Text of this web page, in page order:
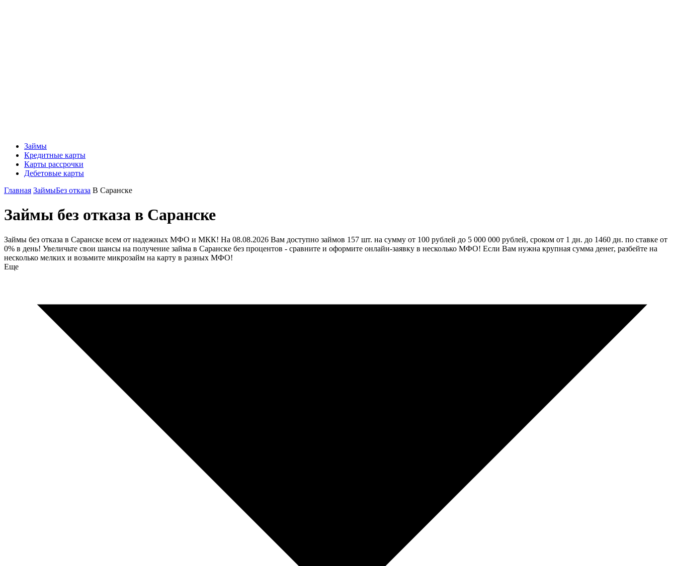
Займы
Кредитные карты
Карты рассрочки
Дебетовые карты
Главная ЗаймыБез отказа В Саранске
Займы без отказа в Саранске
Займы без отказа в Саранске всем от надежных МФО и МКК! На 08.08.2026 Вам доступно займов 157 шт. на сумму от 100 рублей до 5 000 000 рублей, сроком от 1 дн. до 1460 дн. по ставке от
0% в день! Увеличьте свои шансы на получение займа в Саранске без процентов - сравните и оформите онлайн-заявку в несколько МФО! Если Вам нужна крупная сумма денег, разбейте на
несколько мелких и возьмите микрозайм на карту в разных МФО!
Еще